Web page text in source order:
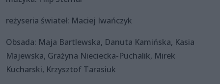
reżyseria świateł: Maciej Iwańczyk
Obsada: Maja Bartlewska, Danuta Kamińska, Kasia
Majewska, Grażyna Nieciecka-Puchalik, Mirek
Kucharski, Krzysztof Tarasiuk